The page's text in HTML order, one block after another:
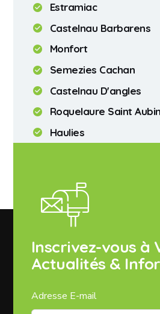
Estramiac
Castelnau Barbarens
Monfort
Semezies Cachan
Castelnau D'angles
Roquelaure Saint Aubin
Haulies
Inscrivez-vous à
Actualités &
Adresse E-mail